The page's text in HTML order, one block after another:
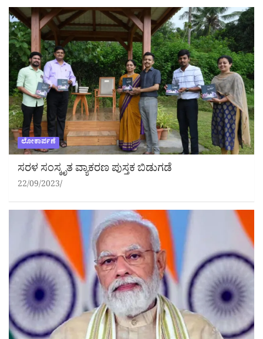
ಲೋಕಾರ್ಪಣೆ
ಸರಳ ಸಂಸ್ಕೃತ ವ್ಯಾಕರಣ ಪುಸ್ತಕ ಬಿಡುಗಡೆ
22/09/2023